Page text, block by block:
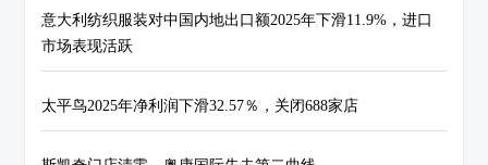
意大利纺织服装对中国内地出口额2025年下滑11.9%，进口
市场表现活跃
太平鸟2025年净利润下滑32.57％，关闭688家店